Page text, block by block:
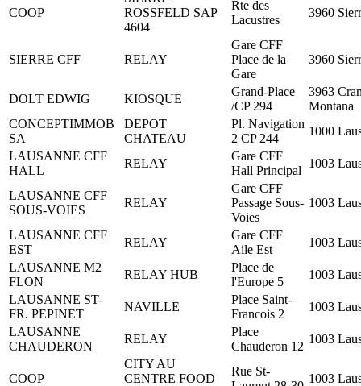
COOP
ROSSFELD SAP
4604
Rte des
Lacustres
3960
SIERRE CFF RELAY
Gare CFF
Place de la
Gare
3960
DOLT EDWIG KIOSQUE
Grand-Place
/CP 294
3963
Montana
CONCEPTIMMOB
SA
DEPOT
CHATEAU
Pl. Navigation
2 CP 244
1000
LAUSANNE CFF
HALL
RELAY
Gare CFF
Hall Principal
1003
LAUSANNE CFF
SOUS-VOIES
RELAY
Gare CFF
Passage Sous-
Voies
1003
LAUSANNE CFF
EST
RELAY
Gare CFF
Aile Est
1003
LAUSANNE M2
FLON
RELAY HUB
Place de
l'Europe 5
1003
LAUSANNE ST-
FR. PEPINET
NAVILLE
Place Saint-
Francois 2
1003
LAUSANNE
CHAUDERON
RELAY
Place
Chauderon 12
1003
COOP
CITY AU
CENTRE FOOD
Rue St-
1003